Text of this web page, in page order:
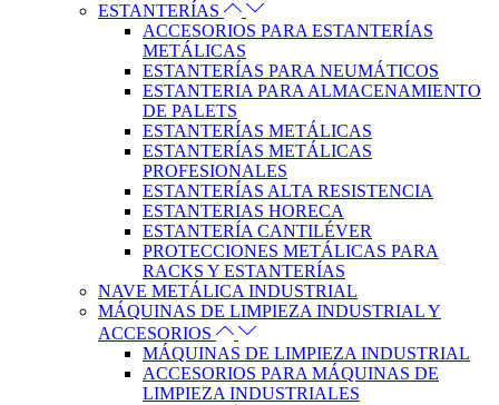
ESTANTERÍAS
ACCESORIOS PARA ESTANTERÍAS
METÁLICAS
ESTANTERÍAS PARA NEUMÁTICOS
ESTANTERIA PARA ALMACENAMIENTO
DE PALETS
ESTANTERÍAS METÁLICAS
ESTANTERÍAS METÁLICAS
PROFESIONALES
ESTANTERÍAS ALTA RESISTENCIA
ESTANTERIAS HORECA
ESTANTERÍA CANTILÉVER
PROTECCIONES METÁLICAS PARA
RACKS Y ESTANTERÍAS
NAVE METÁLICA INDUSTRIAL
MÁQUINAS DE LIMPIEZA INDUSTRIAL Y
ACCESORIOS
MÁQUINAS DE LIMPIEZA INDUSTRIAL
ACCESORIOS PARA MÁQUINAS DE
LIMPIEZA INDUSTRIALES